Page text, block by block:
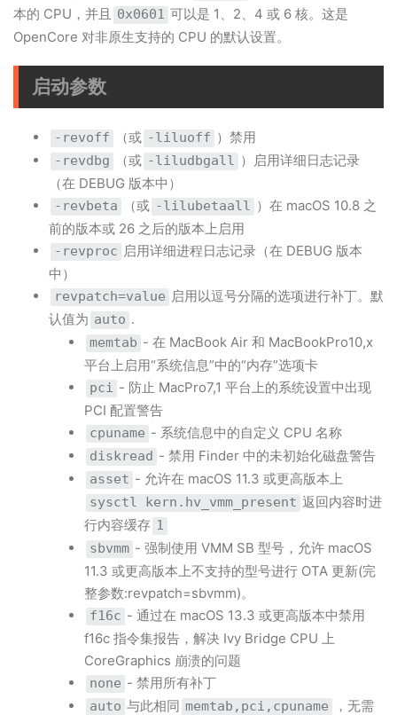
本的 CPU，并且 0x0601 可以是 1、2、4 或 6 核。这是
OpenCore 对非原生支持的 CPU 的默认设置。
启动参数
-revoff （或 -liluoff ）禁用
-revdbg （或 -liludbgall ）启用详细日志记录
（在 DEBUG 版本中）
-revbeta （或 -lilubetaall ）在 macOS 10.8 之
前的版本或 26 之后的版本上启用
-revproc 启用详细进程日志记录（在 DEBUG 版本
中）
revpatch=value 启用以逗号分隔的选项进行补丁。默
认值为 auto .
memtab - 在 MacBook Air 和 MacBookPro10,x
平台上启用“系统信息”中的“内存”选项卡
pci - 防止 MacPro7,1 平台上的系统设置中出现
PCI 配置警告
cpuname - 系统信息中的自定义 CPU 名称
diskread - 禁用 Finder 中的未初始化磁盘警告
asset - 允许在 macOS 11.3 或更高版本上
sysctl kern.hv_vmm_present 返回内容时进
行内容缓存 1
sbvmm - 强制使用 VMM SB 型号，允许 macOS
11.3 或更高版本上不支持的型号进行 OTA 更新(完
整参数:revpatch=sbvmm)。
f16c - 通过在 macOS 13.3 或更高版本中禁用
f16c 指令集报告，解决 Ivy Bridge CPU 上
CoreGraphics 崩溃的问题
none - 禁用所有补丁
auto 与此相同 memtab,pci,cpuname ，无需